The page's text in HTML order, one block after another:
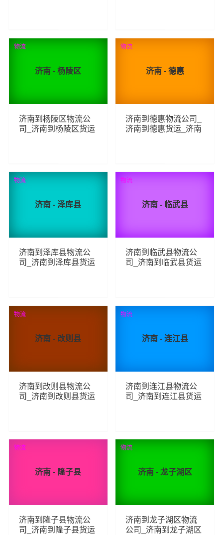
84 查看详细 71 查看详细
济南 - 杨陵区
济南到杨陵区物流公
司_济南到杨陵区货运
82 查看详细
物流
济南 - 德惠
济南到德惠物流公司_
济南到德惠货运_济南
100 查看详细
物流
济南 - 泽库县
济南到泽库县物流公
司_济南到泽库县货运
73 查看详细
物流
济南 - 临武县
济南到临武县物流公
司_济南到临武县货运
82 查看详细
物流
济南 - 改则县
济南到改则县物流公
司_济南到改则县货运
88 查看详细
物流
济南 - 连江县
济南到连江县物流公
司_济南到连江县货运
71 查看详细
物流
济南 - 隆子县
济南到隆子县物流公
司_济南到隆子县货运
物流
济南 - 龙子湖区
济南到龙子湖区物流
公司_济南到龙子湖区
物流